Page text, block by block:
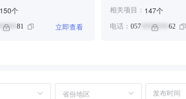
150个
****** 81 立即查看
相关项目： 147个
电话： 057 ******** 62
省份地区